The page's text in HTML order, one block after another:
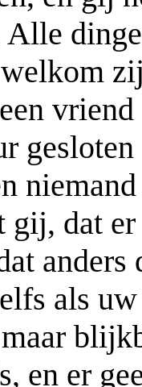
Alle
gij, dat
als
en er